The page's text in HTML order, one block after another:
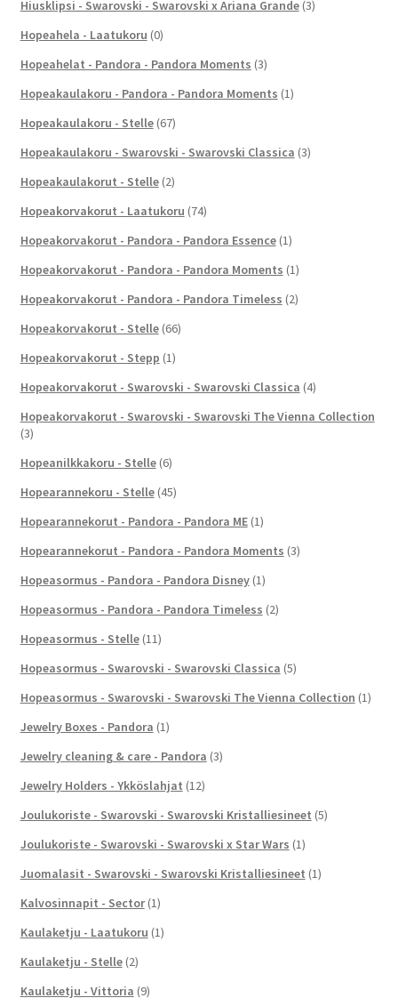
Hiusklipsi - Swarovski - Swarovski x Ariana Grande (3)
Hopeahela - Laatukoru (0)
Hopeahelat - Pandora - Pandora Moments (3)
Hopeakaulakoru - Pandora - Pandora Moments (1)
Hopeakaulakoru - Stelle (67)
Hopeakaulakoru - Swarovski - Swarovski Classica (3)
Hopeakaulakorut - Stelle (2)
Hopeakorvakorut - Laatukoru (74)
Hopeakorvakorut - Pandora - Pandora Essence (1)
Hopeakorvakorut - Pandora - Pandora Moments (1)
Hopeakorvakorut - Pandora - Pandora Timeless (2)
Hopeakorvakorut - Stelle (66)
Hopeakorvakorut - Stepp (1)
Hopeakorvakorut - Swarovski - Swarovski Classica (4)
Hopeakorvakorut - Swarovski - Swarovski The Vienna Collection
(3)
Hopeanilkkakoru - Stelle (6)
Hopearannekoru - Stelle (45)
Hopearannekorut - Pandora - Pandora ME (1)
Hopearannekorut - Pandora - Pandora Moments (3)
Hopeasormus - Pandora - Pandora Disney (1)
Hopeasormus - Pandora - Pandora Timeless (2)
Hopeasormus - Stelle (11)
Hopeasormus - Swarovski - Swarovski Classica (5)
Hopeasormus - Swarovski - Swarovski The Vienna Collection (1)
Jewelry Boxes - Pandora (1)
Jewelry cleaning & care - Pandora (3)
Jewelry Holders - Ykköslahjat (12)
Joulukoriste - Swarovski - Swarovski Kristalliesineet (5)
Joulukoriste - Swarovski - Swarovski x Star Wars (1)
Juomalasit - Swarovski - Swarovski Kristalliesineet (1)
Kalvosinnapit - Sector (1)
Kaulaketju - Laatukoru (1)
Kaulaketju - Stelle (2)
Kaulaketju - Vittoria (9)